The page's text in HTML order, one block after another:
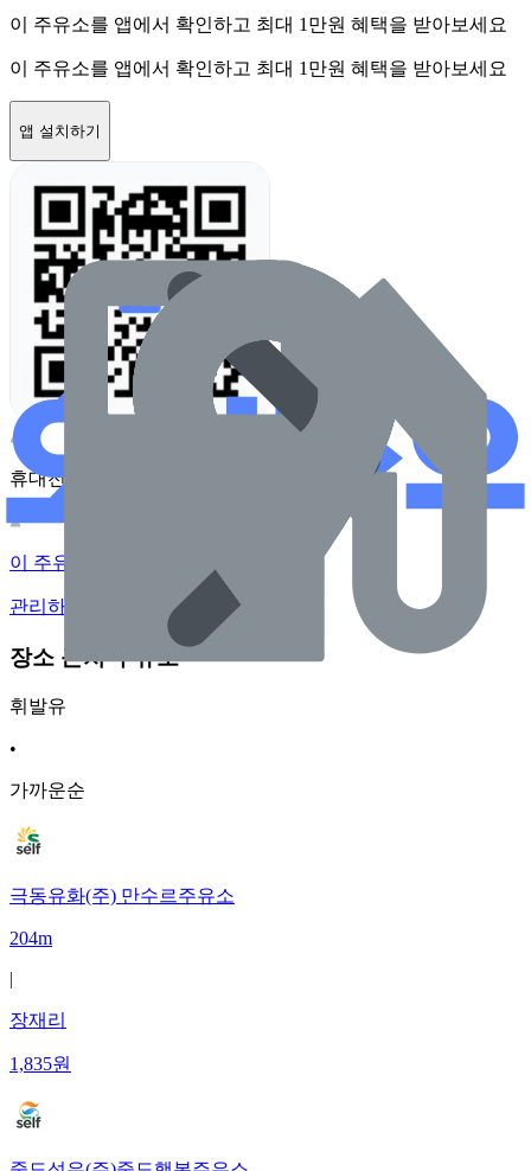
이 주유소를 앱에서 확인하고 최대 1만원 혜택을 받아보세요
이 주유소를 앱에서 확인하고 최대 1만원 혜택을 받아보세요
앱 설치하기
휴대전화 카메라로 찍어보세요
이 주유소의 사장님이신가요?
관리하기
장소 근처 주유소
휘발유
•
가까운순
극동유화(주) 만수르주유소
204m
|
장재리
1,835원